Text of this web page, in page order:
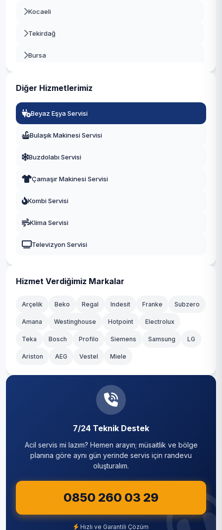
Kocaeli
Tekirdağ
Bursa
Diğer Hizmetlerimiz
Beyaz Eşya Servisi
Bulaşık Makinesi Servisi
Buzdolabı Servisi
Çamaşır Makinesi Servisi
Kombi Servisi
Klima Servisi
Televizyon Servisi
Hizmet Verdiğimiz Markalar
Arçelik Beko Regal Indesit Franke Subzero
Amana Westinghouse Hotpoint Electrolux
Teka Bosch Profilo Siemens Samsung LG
Ariston AEG Vestel Miele
7/24 Teknik Destek
Acil servis mi lazım? Hemen arayın; müsaitlik ve bölge
planına göre aynı gün yerinde servis için randevu
oluşturalım.
0850 260 03 29
Hızlı ve Garantili Çözüm